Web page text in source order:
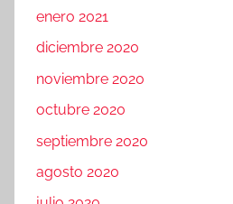
enero 2021
diciembre 2020
noviembre 2020
octubre 2020
septiembre 2020
agosto 2020